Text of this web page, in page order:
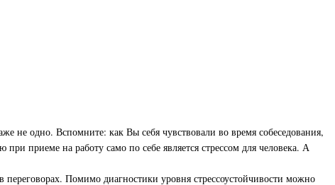
не одно. Вспомните: как Вы себя чувствовали во время собеседования,
приеме на работу само по себе является стрессом для человека. А
Помимо диагностики уровня стрессоустойчивости можно